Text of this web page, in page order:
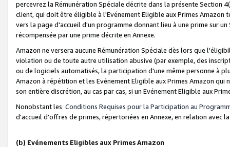
percevrez la Rémunération Spéciale décrite dans la présente Section
client, qui doit être éligible à l'Evénement Eligible aux Primes Amazon
vers la page d'accueil d'un programme donnant lieu à une prime sur
récompensée par une prime décrite en Annexe.
Amazon ne versera aucune Rémunération Spéciale dès lors que
violation ou de toute autre utilisation abusive (par exemple, des
ou de logiciels automatisés, la participation d'une même personne à
Amazon à répétition et les Evénement Eligible aux Primes Amazon qui
son entière discrétion, au cas par cas, si un Evénement Eligible aux
Nonobstant les Conditions Requises pour la Participation au
d'accueil d'offres de primes, répertoriées en Annexe, en relation avec
(b) Evénements Eligibles aux Primes Amazon